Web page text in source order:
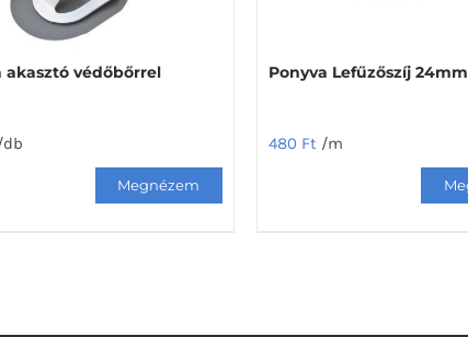
akasztó védőbőrrel Ponyva Lefűzőszíj 24mm
480 Ft /m